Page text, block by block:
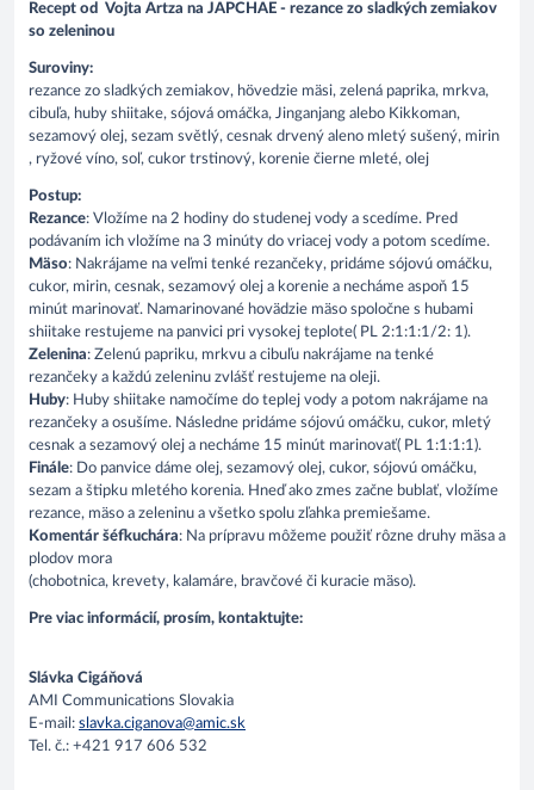
Recept od Vojta Artza na JAPCHAE - rezance zo sladkých zemiakov
so zeleninou
Suroviny:
rezance zo sladkých zemiakov, hövedzie mäsi, zelená paprika, mrkva,
cibuľa, huby shiitake, sójová omáčka, Jinganjang alebo Kikkoman,
sezamový olej, sezam světlý, cesnak drvený aleno mletý sušený, mirin
, ryžové víno, soľ, cukor trstinový, korenie čierne mleté, olej
Postup:
Rezance: Vložíme na 2 hodiny do studenej vody a scedíme. Pred
podávaním ich vložíme na 3 minúty do vriacej vody a potom scedíme.
Mäso: Nakrájame na veľmi tenké rezančeky, pridáme sójovú omáčku,
cukor, mirin, cesnak, sezamový olej a korenie a necháme aspoň 15
minút marinovať. Namarinované hovädzie mäso spoločne s hubami
shiitake restujeme na panvici pri vysokej teplote( PL 2:1:1:1/2: 1).
Zelenina: Zelenú papriku, mrkvu a cibuľu nakrájame na tenké
rezančeky a každú zeleninu zvlášť restujeme na oleji.
Huby: Huby shiitake namočíme do teplej vody a potom nakrájame na
rezančeky a osušíme. Následne pridáme sójovú omáčku, cukor, mletý
cesnak a sezamový olej a necháme 15 minút marinovať( PL 1:1:1:1).
Finále: Do panvice dáme olej, sezamový olej, cukor, sójovú omáčku,
sezam a štipku mletého korenia. Hneď ako zmes začne bublať, vložíme
rezance, mäso a zeleninu a všetko spolu zľahka premiešame.
Komentár šéfkuchára: Na prípravu môžeme použiť rôzne druhy mäsa a
plodov mora
(chobotnica, krevety, kalamáre, bravčové či kuracie mäso).
Pre viac informácií, prosím, kontaktujte:
Slávka Cigáňová
AMI Communications Slovakia
E-mail: slavka.ciganova@amic.sk
Tel. č.: +421 917 606 532